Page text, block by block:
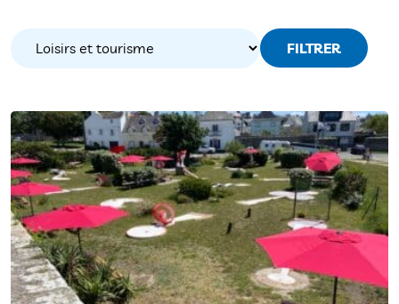
FILTRER